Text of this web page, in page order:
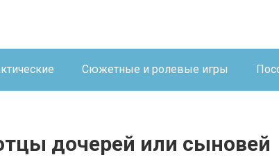
Сюжетные и ролевые игры
дочерей или сыновей